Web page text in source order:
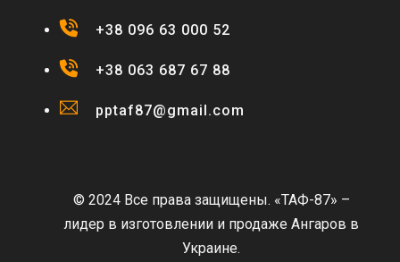
+38 096 63 000 52
+38 063 687 67 88
pptaf87@gmail.com
© 2024 Все права защищены. «ТАФ-87» –
лидер в изготовлении и продаже Ангаров в
Украине.